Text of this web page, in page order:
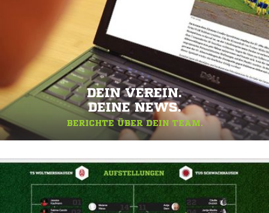
DEIN VEREIN.
DEINE NEWS.
BERICHTE ÜBER DEIN TEAM.